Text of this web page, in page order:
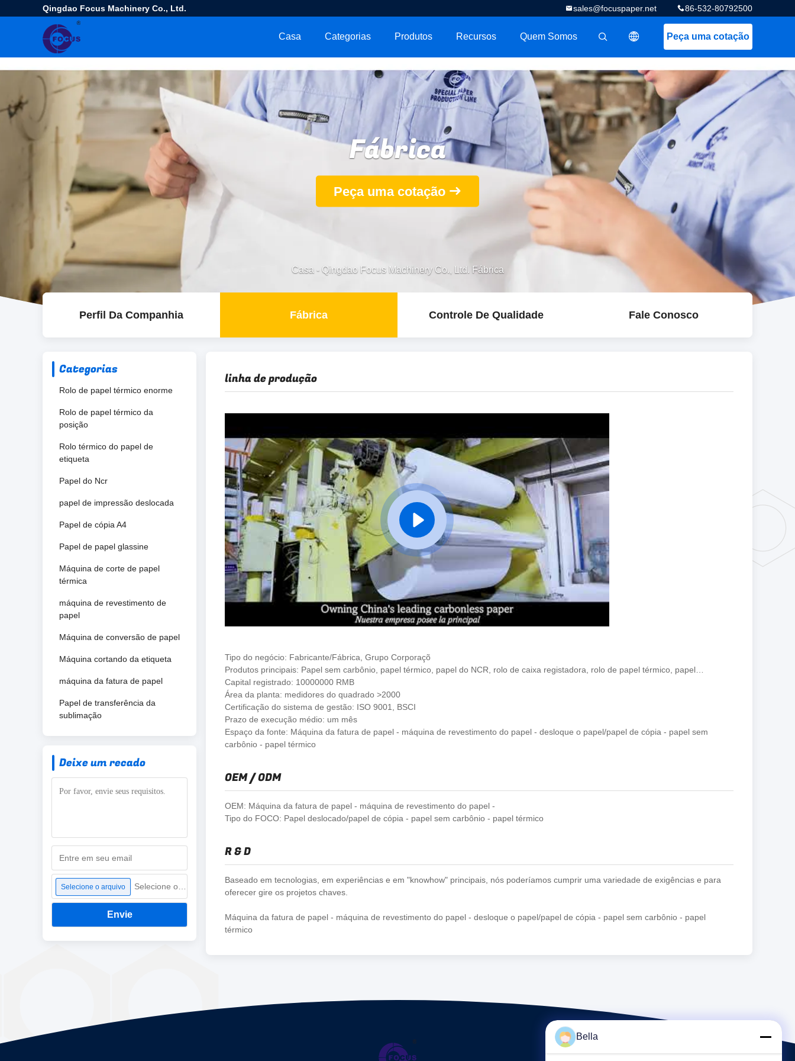
Qingdao Focus Machinery Co., Ltd. 86-532-80792500
sales@focuspaper.net
Peça uma cotação
描述
Casa Categorias Produtos Recursos Quem Somos
Fábrica
Peça uma cotação
Casa- Qingdao Focus Machinery Co., Ltd. Fábrica
Perfil Da Companhia Fábrica Controle De Qualidade Fale Conosco
Categorias
Rolo de papel térmico enorme
Rolo de papel térmico da
posição
Rolo térmico do papel de
etiqueta
Papel do Ncr
papel de impressão deslocada
Papel de cópia A4
Papel de papel glassine
Máquina de corte de papel
térmica
máquina de revestimento de
papel
Máquina de conversão de papel
Máquina cortando da etiqueta
máquina da fatura de papel
Papel de transferência da
sublimação
Deixe um recado
Selecione o arquivo
Envie
linha de produção
Tipo do negócio: Fabricante/Fábrica, Grupo Corporaçõ
Produtos principais: Papel sem carbônio, papel térmico, papel do NCR, rolo de caixa registadora, rolo de papel térmico, papel…
Capital registrado: 10000000 RMB
Área da planta: medidores do quadrado >2000
Certificação do sistema de gestão: ISO 9001, BSCI
Prazo de execução médio: um mês
Espaço da fonte: Máquina da fatura de papel - máquina de revestimento do papel - desloque o papel/papel de cópia - papel sem
carbônio - papel térmico
OEM / ODM
OEM: Máquina da fatura de papel - máquina de revestimento do papel -
Tipo do FOCO: Papel deslocado/papel de cópia - papel sem carbônio - papel térmico
R & D
Baseado em tecnologias, em experiências e em "knowhow" principais, nós poderíamos cumprir uma variedade de exigências e para
oferecer gire os projetos chaves.
Máquina da fatura de papel - máquina de revestimento do papel - desloque o papel/papel de cópia - papel sem carbônio - papel
térmico
Bella